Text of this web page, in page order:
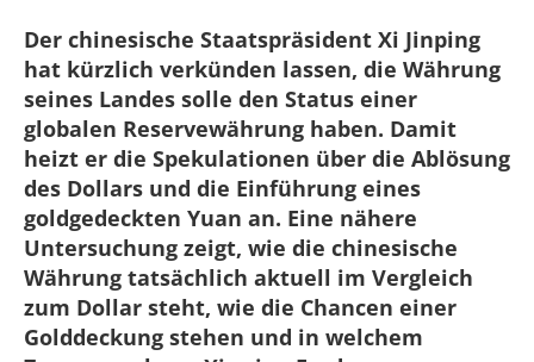
Der chinesische Staatspräsident Xi Jinping
hat kürzlich verkünden lassen, die Währung
seines Landes solle den Status einer
globalen Reservewährung haben. Damit
heizt er die Spekulationen über die Ablösung
des Dollars und die Einführung eines
goldgedeckten Yuan an. Eine nähere
Untersuchung zeigt, wie die chinesische
Währung tatsächlich aktuell im Vergleich
zum Dollar steht, wie die Chancen einer
Golddeckung stehen und in welchem